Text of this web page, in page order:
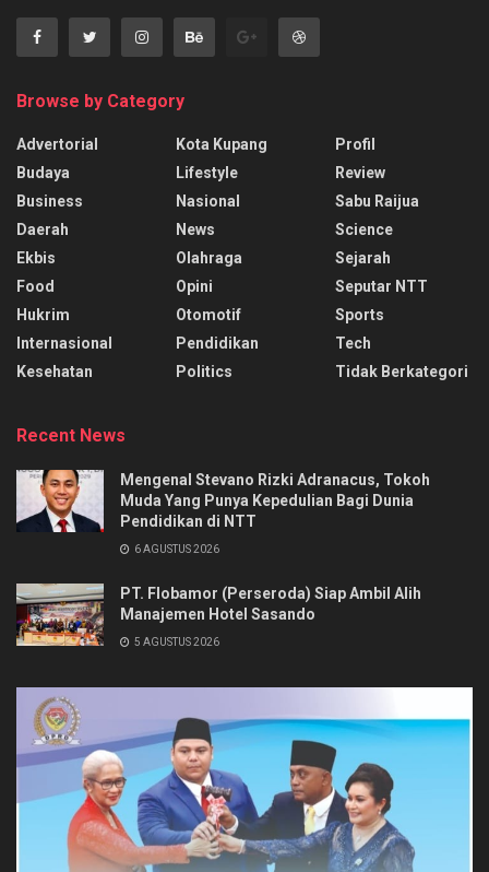
Browse by Category
Advertorial
Budaya
Business
Daerah
Ekbis
Food
Hukrim
Internasional
Kesehatan
Kota Kupang
Lifestyle
Nasional
News
Olahraga
Opini
Otomotif
Pendidikan
Politics
Profil
Review
Sabu Raijua
Science
Sejarah
Seputar NTT
Sports
Tech
Tidak Berkategori
Recent News
Mengenal Stevano Rizki Adranacus, Tokoh
Muda Yang Punya Kepedulian Bagi Dunia
Pendidikan di NTT
6 AGUSTUS 2026
PT. Flobamor (Perseroda) Siap Ambil Alih
Manajemen Hotel Sasando
5 AGUSTUS 2026